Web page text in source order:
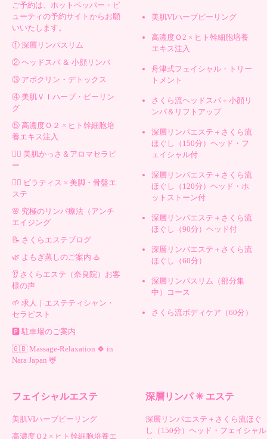
ご予約は、ホットペッパー・ビ
ューティの予約サイトからお願
いいたします。
① 深層リンパスリム
② ヘッドスパ ＆ 小顔リンパ
③ アポクリン・デトックス
④ 美肌ＶＩハーブ・ピーリン
グ
⑤ 高濃度Ｏ２ × ヒト幹細胞培
養エキス注入
💆‍♀️ 美肌かっさ＆アロマセラピ
ー
🧘‍♀️ ピラティス × 美脚・骨盤エ
ステ
🌸 究極のリンパ療法（アンチ
エイジング
📝 さくらエステブログ
🌿 よもぎ蒸しのご案内 ♨️
👂 さくらエステ（奈良院）お客
様の声
🌱 求人｜エステティシャン・
セラピスト
🅿️ 駐車場のご案内
🇬🇧 Massage-Relaxation 🍀 in
Nara Japan 🦌
美肌VIハーブピーリング
高濃度Ｏ2 × ヒト幹細胞培養
エキス注入
舟津式フェイシャル・トリー
トメント
さくら流ヘッドスパ＋小顔リ
ンパ＆リフトアップ
深層リンパエステ＋さくら流
ほぐし（150分）ヘッド・フ
ェイシャル付
深層リンパエステ＋さくら流
ほぐし（120分）ヘッド・ホ
ットストーン付
深層リンパエステ＋さくら流
ほぐし（90分）ヘッド付
深層リンパエステ＋さくら流
ほぐし（60分）
深層リンパスリム（部分集
中）コース
さくら流ボディケア（60分）
フェイシャルエステ
美肌VIハーブピーリング
高濃度Ｏ2 × ヒト幹細胞培養エ
深層リンパ ✳︎ エステ
深層リンパエステ＋さくら流ほぐ
し（150分）ヘッド・フェイシャル